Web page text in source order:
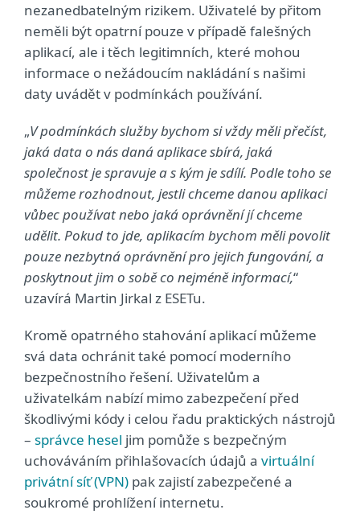
nezanedbatelným rizikem. Uživatelé by přitom
neměli být opatrní pouze v případě falešných
aplikací, ale i těch legitimních, které mohou
informace o nežádoucím nakládání s našimi
daty uvádět v podmínkách používání.
„V podmínkách služby bychom si vždy měli přečíst,
jaká data o nás daná aplikace sbírá, jaká
společnost je spravuje a s kým je sdílí. Podle toho se
můžeme rozhodnout, jestli chceme danou aplikaci
vůbec používat nebo jaká oprávnění jí chceme
udělit. Pokud to jde, aplikacím bychom měli povolit
pouze nezbytná oprávnění pro jejich fungování, a
poskytnout jim o sobě co nejméně informací,“
uzavírá Martin Jirkal z ESETu.
Kromě opatrného stahování aplikací můžeme
svá data ochránit také pomocí moderního
bezpečnostního řešení. Uživatelům a
uživatelkám nabízí mimo zabezpečení před
škodlivými kódy i celou řadu praktických nástrojů
– správce hesel jim pomůže s bezpečným
uchováváním přihlašovacích údajů a virtuální
privátní síť (VPN) pak zajistí zabezpečené a
soukromé prohlížení internetu.